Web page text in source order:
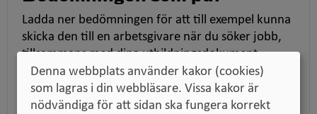
Ladda ner bedömningen för att till exempel kunna
skicka den till en arbetsgivare när du söker jobb,
tillsammans med dina utbildningsdokument.
Ladda ner pdf
Denna webbplats använder kakor (cookies)
som lagras i din webbläsare. Vissa kakor är
nödvändiga för att sidan ska fungera korrekt